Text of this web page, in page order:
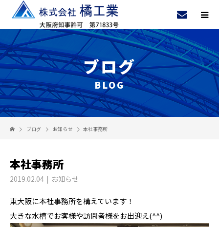
ブログ
BLOG
ブログ お知らせ 本社事務所
本社事務所
2019.02.04 お知らせ
東大阪に本社事務所を構えています！
大きな水槽でお客様や訪問者様をお出迎え(^^)